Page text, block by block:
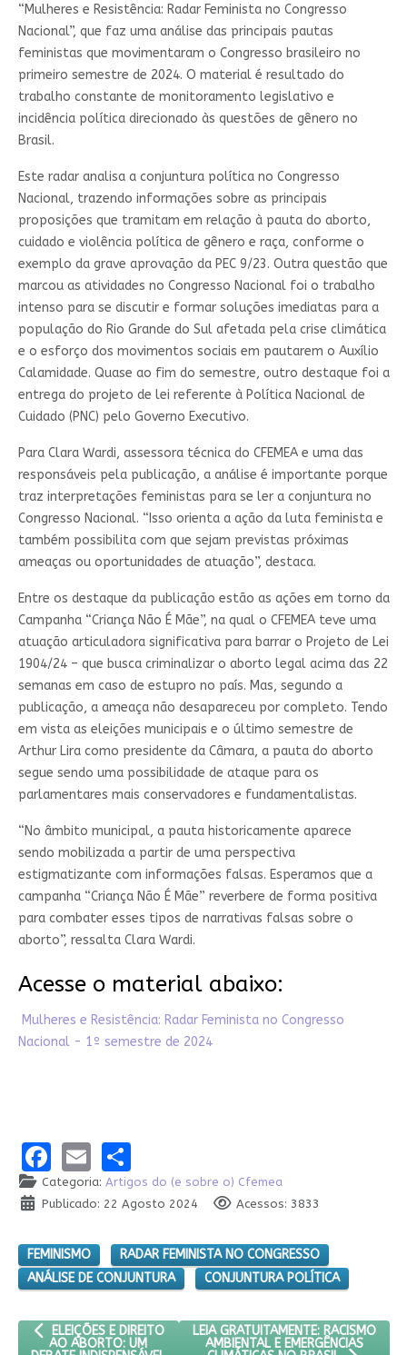
“Mulheres e Resistência: Radar Feminista no Congresso
Nacional”, que faz uma análise das principais pautas
feministas que movimentaram o Congresso brasileiro no
primeiro semestre de 2024. O material é resultado do
trabalho constante de monitoramento legislativo e
incidência política direcionado às questões de gênero no
Brasil.
Este radar analisa a conjuntura política no Congresso
Nacional, trazendo informações sobre as principais
proposições que tramitam em relação à pauta do aborto,
cuidado e violência política de gênero e raça, conforme o
exemplo da grave aprovação da PEC 9/23. Outra questão que
marcou as atividades no Congresso Nacional foi o trabalho
intenso para se discutir e formar soluções imediatas para a
população do Rio Grande do Sul afetada pela crise climática
e o esforço dos movimentos sociais em pautarem o Auxílio
Calamidade. Quase ao fim do semestre, outro destaque foi a
entrega do projeto de lei referente à Política Nacional de
Cuidado (PNC) pelo Governo Executivo.
Para Clara Wardi, assessora técnica do CFEMEA e uma das
responsáveis pela publicação, a análise é importante porque
traz interpretações feministas para se ler a conjuntura no
Congresso Nacional. “Isso orienta a ação da luta feminista e
também possibilita com que sejam previstas próximas
ameaças ou oportunidades de atuação”, destaca.
Entre os destaque da publicação estão as ações em torno da
Campanha “Criança Não É Mãe”, na qual o CFEMEA teve uma
atuação articuladora significativa para barrar o Projeto de Lei
1904/24 – que busca criminalizar o aborto legal acima das 22
semanas em caso de estupro no país. Mas, segundo a
publicação, a ameaça não desapareceu por completo. Tendo
em vista as eleições municipais e o último semestre de
Arthur Lira como presidente da Câmara, a pauta do aborto
segue sendo uma possibilidade de ataque para os
parlamentares mais conservadores e fundamentalistas.
“No âmbito municipal, a pauta historicamente aparece
sendo mobilizada a partir de uma perspectiva
estigmatizante com informações falsas. Esperamos que a
campanha “Criança Não É Mãe” reverbere de forma positiva
para combater esses tipos de narrativas falsas sobre o
aborto”, ressalta Clara Wardi.
Acesse o material abaixo:
Mulheres e Resistência: Radar Feminista no Congresso
Nacional - 1º semestre de 2024
Facebook
EmailShare
Categoria: Artigos do (e sobre o) Cfemea
Publicado: 22 Agosto 2024
Acessos: 3833
FEMINISMO
RADAR FEMINISTA NO CONGRESSO
ANÁLISE DE CONJUNTURA
CONJUNTURA POLÍTICA
ARTIGO ANTERIOR: ELEIÇÕES E DIREITO AO ABORTO: UM
ELEIÇÕES E DIREITO
AO ABORTO: UM
PRÓXIMO ARTIGO: LEIA
LEIA GRATUITAMENTE: RACISMO
AMBIENTAL E EMERGÊNCIAS